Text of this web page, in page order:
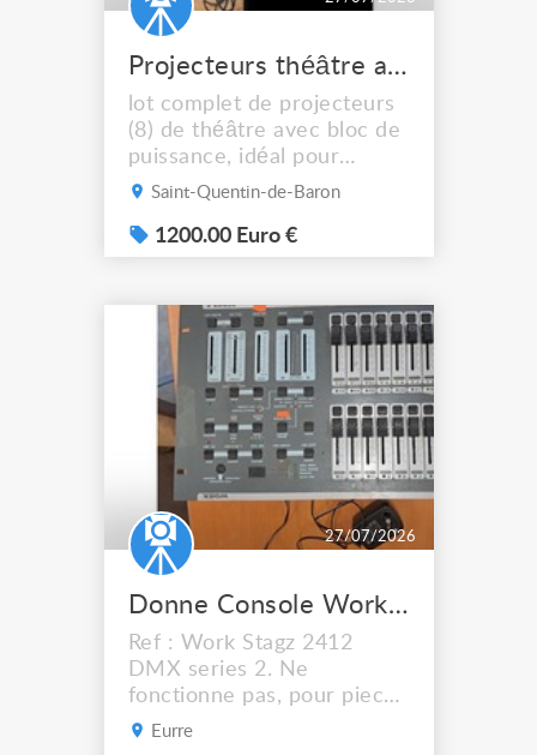
Projecteurs théâtre avec blocs de puissance
lot complet de projecteurs
(8) de théâtre avec bloc de
puissance, idéal pour
équiper une petite salle de
scénique, théâtre, Bon état.
8 X projecteurs théâtre
avec porte gélatine (avec
cartons d'origine) + 5 X
lampes de rechange
1000W 1 X console Q12
Light pro...
Saint-Quentin-de-Baron
1200.00 Euro €
27/07/2026
Donne Console Work en létat
Ref : Work Stagz 2412
DMX series 2. Ne
fonctionne pas, pour pieces
ou bricoleureuse.
Eurre